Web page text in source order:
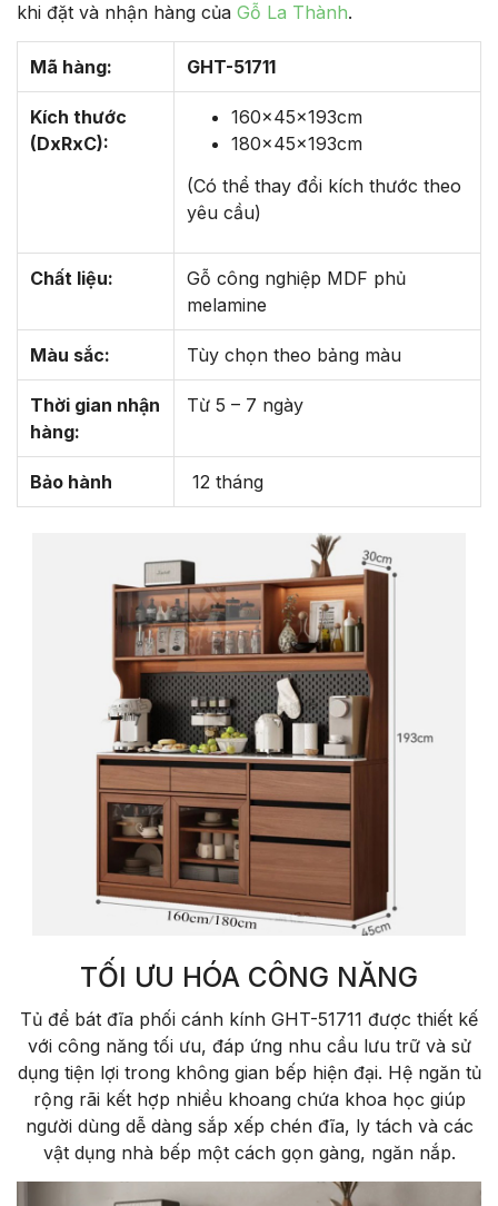
khi đặt và nhận hàng của Gỗ La Thành.
Mã hàng: GHT-51711
Kích thước
(DxRxC):
160x45x193cm
180x45x193cm
(Có thể thay đổi kích thước theo
yêu cầu)
Chất liệu:
Gỗ công nghiệp MDF phủ
melamine
Màu sắc: Tùy chọn theo bảng màu
Thời gian nhận
hàng:
Từ 5 – 7 ngày
Bảo hành 12 tháng
TỐI ƯU HÓA CÔNG NĂNG
Tủ để bát đĩa phối cánh kính GHT-51711 được thiết kế
với công năng tối ưu, đáp ứng nhu cầu lưu trữ và sử
dụng tiện lợi trong không gian bếp hiện đại. Hệ ngăn tủ
rộng rãi kết hợp nhiều khoang chứa khoa học giúp
người dùng dễ dàng sắp xếp chén đĩa, ly tách và các
vật dụng nhà bếp một cách gọn gàng, ngăn nắp.